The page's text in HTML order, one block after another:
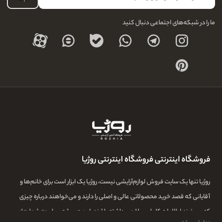
درباره ما
ما را در شبکه‌های اجتماعی دنبال کنید
فروشگاه اینترنتی فروشگاه اینترنتی روژیا
روژیا تنها یک سایت فروش لوازم‌آرایشی نیست، روژیا یک ابزار است برای خانم‌ها و
آقایانی که قصد خرید محصولاتی عالی و اصلی را دارند و می‌خواهند درباره چیزی
که می‌خرند اطلاعات کامل و واقعی داشته باشند. این همیشه سرلوحه شعارهای